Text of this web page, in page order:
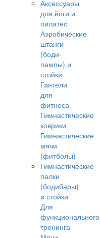
Аксессуары
для йоги и
пилатес
Аэробические
штанги
(боди-
пампы) и
стойки
Гантели
для
фитнеса
Гимнастические
коврики
Гимнастические
мячи
(фитболы)
Гимнастические
палки
(бодибары)
и стойки
Для
функционального
тренинга